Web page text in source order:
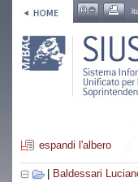
espandi l'albero
Baldessari